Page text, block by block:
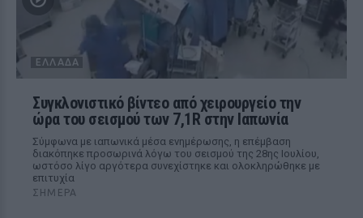
ΕΛΛΆΔΑ
Συγκλονιστικό βίντεο από χειρουργείο την
ώρα του σεισμού των 7,1R στην Ιαπωνία
Σύμφωνα με ιαπωνικά μέσα ενημέρωσης, η επέμβαση
διακόπηκε προσωρινά λόγω του σεισμού της 28ης Ιουλίου,
ωστόσο λίγο αργότερα συνεχίστηκε και ολοκληρώθηκε με
επιτυχία
ΣΉΜΕΡΑ